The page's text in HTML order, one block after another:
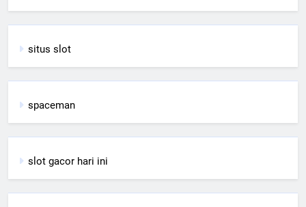
situs slot
spaceman
slot gacor hari ini